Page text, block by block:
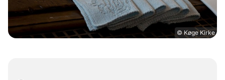
© Køge Kirke